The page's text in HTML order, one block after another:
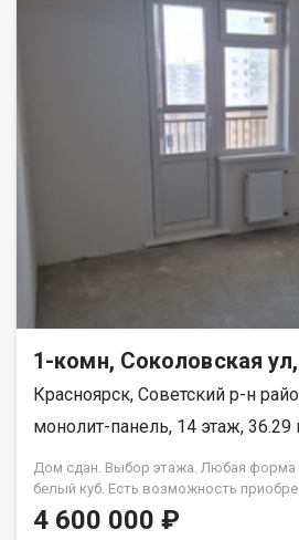
1-комн, Соколовская
Красноярск, Советский р-н
монолит-панель, 14 этаж, 36.29
Дом сдан. Выбор этажа. Любая форма
белый куб. Есть возможность
Аринский, под семейную ипотеку
весь срок кредита. Совкомбанк 3.9%
4 600 000 ₽